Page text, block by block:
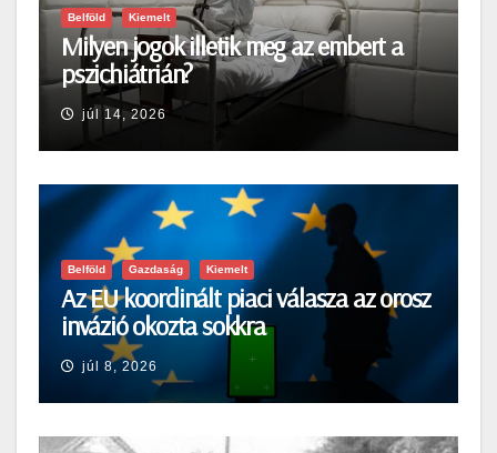
Belföld Kiemelt
Milyen jogok illetik meg az embert a
pszichiátrián?
júl 14, 2026
Belföld Gazdaság Kiemelt
Az EU koordinált piaci válasza az orosz
invázió okozta sokkra
júl 8, 2026